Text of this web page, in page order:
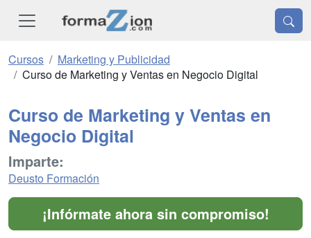
Cursos
Marketing y Publicidad
Curso de Marketing y Ventas en Negocio Digital
Curso de Marketing y Ventas en
Negocio Digital
Imparte:
Deusto Formación
¡Infórmate ahora sin compromiso!